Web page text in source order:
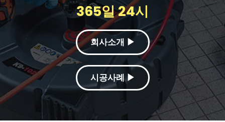
365일 24시
회사소개 ▶
시공사례 ▶